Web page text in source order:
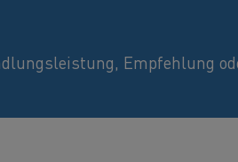
Empfehlung